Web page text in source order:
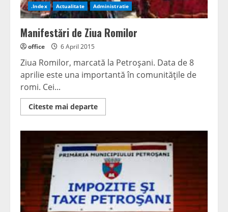
.Index Actualitate Administratie
Manifestări de Ziua Romilor
office 6 April 2015
Ziua Romilor, marcată la Petroşani. Data de 8
aprilie este una importantă în comunităţile de
romi. Cei...
Citeste mai departeRead
more
Ziua
Romilor